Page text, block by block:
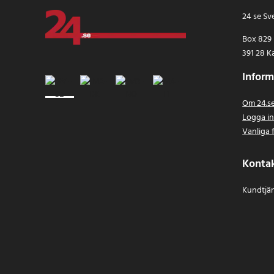
24 se
Box 829
391 28
Om
Logga in
Vanliga